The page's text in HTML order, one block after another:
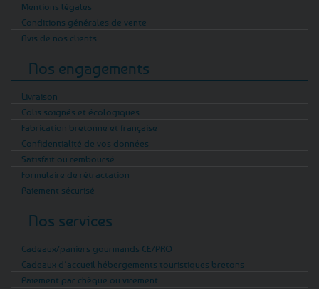
Mentions légales
Conditions générales de vente
Avis de nos clients
Nos engagements
Livraison
Colis soignés et écologiques
Fabrication bretonne et française
Confidentialité de vos données
Satisfait ou remboursé
Formulaire de rétractation
Paiement sécurisé
Nos services
Cadeaux/paniers gourmands CE/PRO
Cadeaux d’accueil hébergements touristiques bretons
Paiement par chèque ou virement